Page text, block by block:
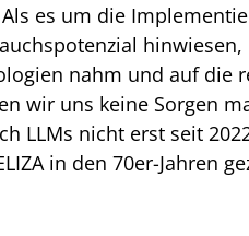
es um die
nahm und auf
wir uns keine Sorgen
LLMs nicht erst seit
in den 70er-Jahren